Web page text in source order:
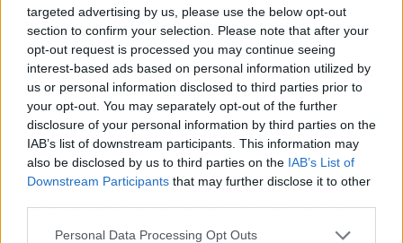
targeted advertising by us, please use the below opt-out
section to confirm your selection. Please note that after your
opt-out request is processed you may continue seeing
interest-based ads based on personal information utilized by
us or personal information disclosed to third parties prior to
your opt-out. You may separately opt-out of the further
disclosure of your personal information by third parties on the
IAB’s list of downstream participants. This information may
also be disclosed by us to third parties on the IAB’s List of
Downstream Participants that may further disclose it to other
Personal Data Processing Opt Outs
Precio:49,99 €.Fecha de la promo:
lanzamiento hoy 15 de mayo, sin fecha de fin
confirmada —estará disponible hasta agotar
existencias—.Sección donde encontrarlo:
pasillo de muebles de jardín en la tienda física
de Lidl o en su web oficial.
Así que ya sabes, si tienes terraza, balcón o
simplemente un rincón al sol, esta hamaca
puede ser tu mejor inversión de la temporada.